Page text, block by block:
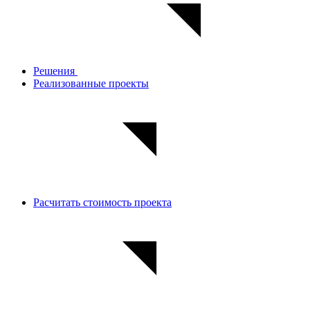
Решения
Реализованные проекты
Расчитать стоимость проекта